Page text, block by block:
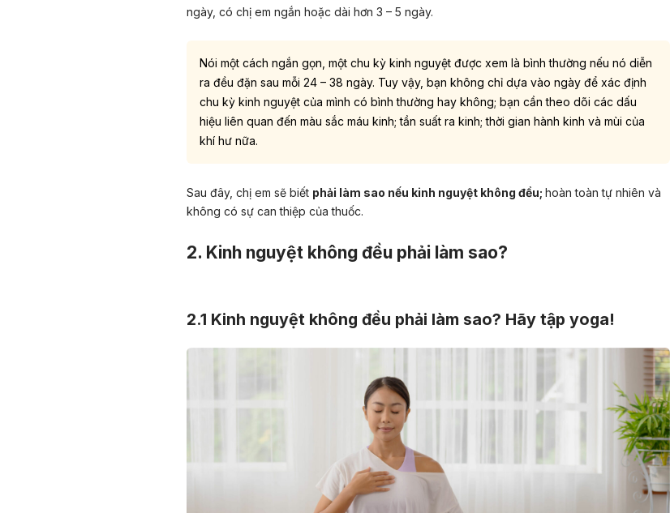
ngày, có chị em ngắn hoặc dài hơn 3 – 5 ngày.
Nói một cách ngắn gọn, một chu kỳ kinh nguyệt được xem là bình thường nếu nó diễn
ra đều đặn sau mỗi 24 – 38 ngày. Tuy vậy, bạn không chỉ dựa vào ngày để xác định
chu kỳ kinh nguyệt của mình có bình thường hay không; bạn cần theo dõi các dấu
hiệu liên quan đến màu sắc máu kinh; tần suất ra kinh; thời gian hành kinh và mùi của
khí hư nữa.
Sau đây, chị em sẽ biết phải làm sao nếu kinh nguyệt không đều; hoàn toàn tự nhiên và
không có sự can thiệp của thuốc.
2. Kinh nguyệt không đều phải làm sao?
2.1 Kinh nguyệt không đều phải làm sao? Hãy tập yoga!